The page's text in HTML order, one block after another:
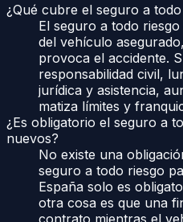
¿Qué cubre el seguro a
El seguro a todo
del vehículo
provoca el accidente.
responsabilidad civil,
jurídica y asistencia,
matiza límites y
¿Es obligatorio el seguro a
nuevos?
No existe una
seguro a todo riesgo
España solo es
otra cosa es que una
contrato mientras el